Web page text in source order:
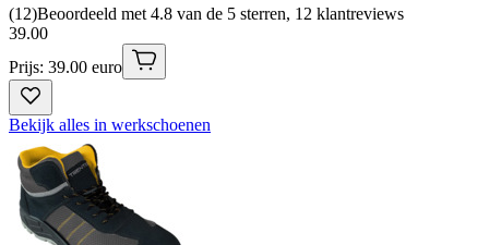
(12)Beoordeeld met 4.8 van de 5 sterren, 12 klantreviews
39.00
Prijs: 39.00 euro
Bekijk alles in werkschoenen